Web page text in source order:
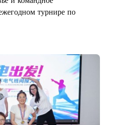
турнире по